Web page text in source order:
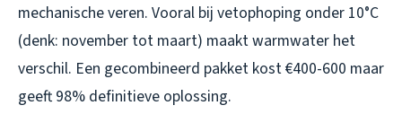
mechanische veren. Vooral bij vetophoping onder 10°C
(denk: november tot maart) maakt warmwater het
verschil. Een gecombineerd pakket kost €400-600 maar
geeft 98% definitieve oplossing.